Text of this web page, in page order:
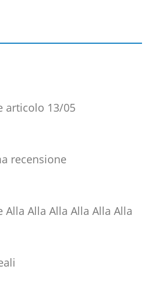
articolo 13/05
recensione
Alla Alla Alla Alla Alla Alla